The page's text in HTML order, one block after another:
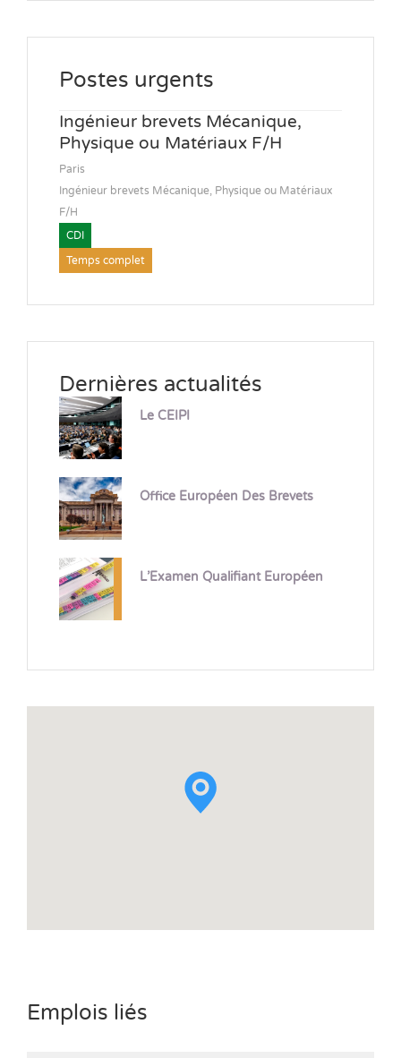
Postes urgents
Ingénieur brevets Mécanique,
Physique ou Matériaux F/H
Paris
Ingénieur brevets Mécanique, Physique ou Matériaux
F/H
CDI
Temps complet
Dernières actualités
Le CEIPI
Office Européen Des Brevets
L’Examen Qualifiant Européen
Emplois liés